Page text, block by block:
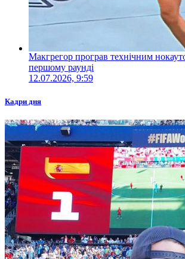
Макгрегор програв технічним
першому раунді
12.07.2026, 9:59
Кадри дня